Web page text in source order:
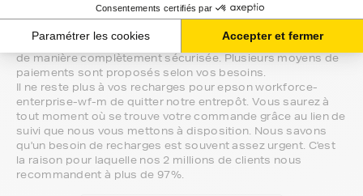
disponibles soit par message au sein de votre espace client
ou directement par téléphone.
Une fois votre choix effectué, votre paiement est effectué
de manière complètement sécurisée. Plusieurs moyens de
paiements sont proposés selon vos besoins.
Il ne reste plus à vos recharges pour epson workforce-
enterprise-wf-m de quitter notre entrepôt. Vous saurez à
tout moment où se trouve votre commande grâce au lien de
suivi que nous vous mettons à disposition. Nous savons
qu'un besoin de recharges est souvent assez urgent. C'est
la raison pour laquelle nos 2 millions de clients nous
recommandent à plus de 97%.